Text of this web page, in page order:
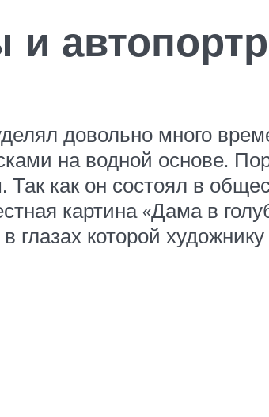
и
довольно много
на водной основе.
Так как он состоял в
картина «Дама в
которой